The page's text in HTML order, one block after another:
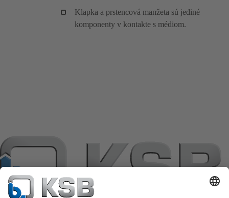
Klapka a prstencová manžeta sú jediné
komponenty v kontakte s médiom.